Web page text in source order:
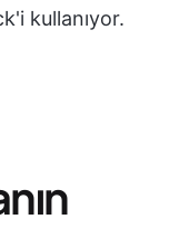
kullanıyor.